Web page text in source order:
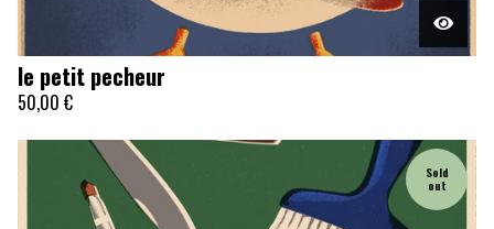
le petit pecheur
50,00 €
Sold
out